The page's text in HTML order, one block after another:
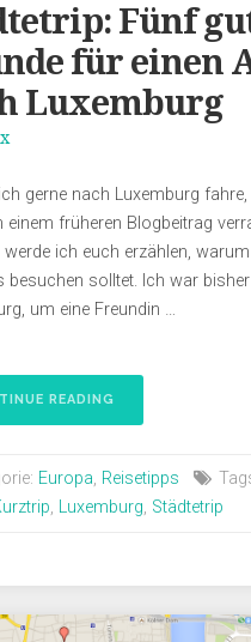
Fünf
für einen
Luxemburg
gerne nach Luxemburg
einem früheren Blogbeitrag
werde ich euch erzählen,
besuchen solltet. Ich war
um eine Freundin …
READING
Europa, Reisetipps
, Luxemburg, Städtetrip